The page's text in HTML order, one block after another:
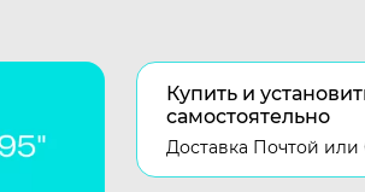
Купить и
самостоятельно
Доставка Почтой